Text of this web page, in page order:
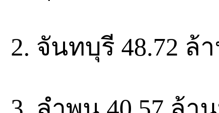
2. จันทบุรี 48.72 ล้